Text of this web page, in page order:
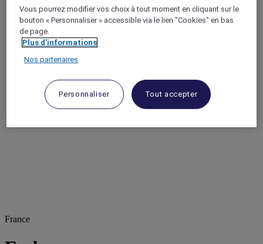
France
Vous pourrez modifier vos choix à tout moment en cliquant sur le
bouton « Personnaliser » accessible via le lien "Cookies" en bas
de page.
Plus d'informations
Nos partenaires
Personnaliser Tout accepter